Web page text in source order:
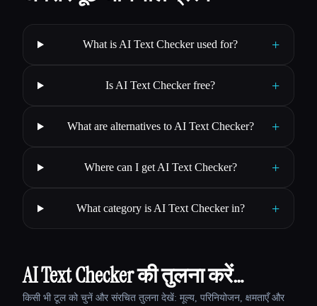
What is AI Text Checker used for? +
Is AI Text Checker free? +
What are alternatives to AI Text Checker? +
Where can I get AI Text Checker? +
What category is AI Text Checker in? +
AI Text Checker की तुलना करें…
किसी भी टूल को चुनें और संरचित तुलना देखें: मूल्य, परिनियोजन, क्षमताएँ और